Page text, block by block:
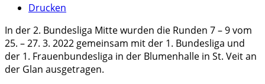
Drucken
In der 2. Bundesliga Mitte wurden die Runden 7 – 9 vom
25. – 27. 3. 2022 gemeinsam mit der 1. Bundesliga und
der 1. Frauenbundesliga in der Blumenhalle in St. Veit an
der Glan ausgetragen.